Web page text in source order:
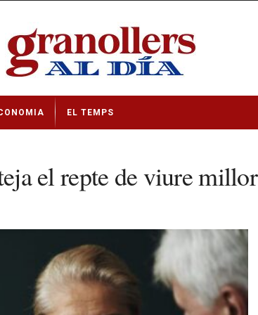
EL TEMPS
el repte de viure millor